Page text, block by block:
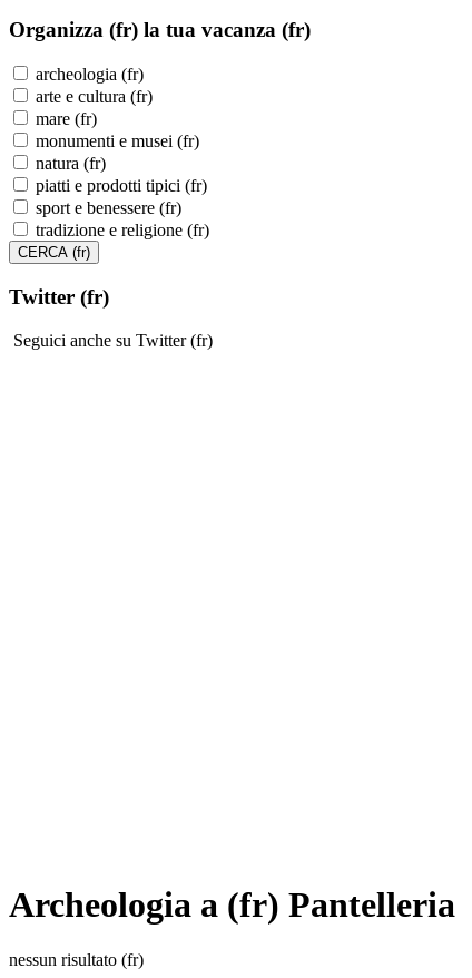
Organizza (fr) la tua vacanza (fr)
archeologia (fr)
arte e cultura (fr)
mare (fr)
monumenti e musei (fr)
natura (fr)
piatti e prodotti tipici (fr)
sport e benessere (fr)
tradizione e religione (fr)
Twitter (fr)
Seguici anche su Twitter (fr)
Archeologia a (fr) Pantelleria
nessun risultato (fr)